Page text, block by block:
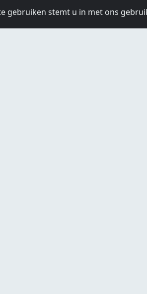
09:00 - 23:00Woensdag:09:00 -
gebruiken stemt u in met ons